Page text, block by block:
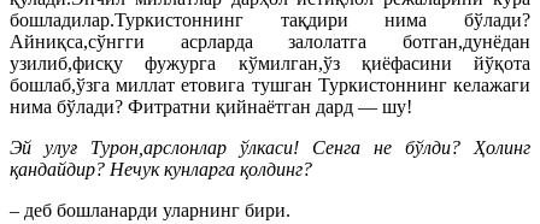
бошладилар.Туркистоннинг тақдири нима бўлади?
Айниқса,сўнгги асрларда залолатга ботган,дунёдан
узилиб,фисқу фужурга кўмилган,ўз қиёфасини йўқота
бошлаб,ўзга миллат етовига тушган Туркистоннинг келажаги
нима бўлади? Фитратни қийнаётган дард — шу!
Эй улуғ Турон,арслонлар ўлкаси! Сенга не бўлди? Ҳолинг
қандайдир? Нечук кунларга қолдинг?
– деб бошланарди уларнинг бири.